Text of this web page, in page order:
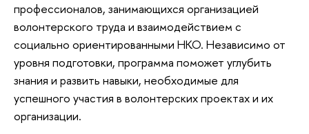
профессионалов, занимающихся организацией
волонтерского труда и взаимодействием с
социально ориентированными НКО. Независимо от
уровня подготовки, программа поможет углубить
знания и развить навыки, необходимые для
успешного участия в волонтерских проектах и их
организации.